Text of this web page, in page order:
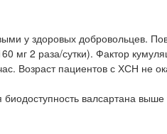
у здоровых добровольцев.
мг 2 раза/сутки). Фактор
Возраст пациентов с ХСН не
валсартана